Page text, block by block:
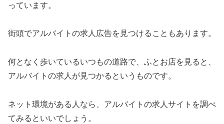
っています。
街頭でアルバイトの求人広告を見つけることもあります。
何となく歩いているいつもの道路で、ふとお店を見ると、
アルバイトの求人が見つかるというものです。
ネット環境がある人なら、アルバイトの求人サイトを調べ
てみるといいでしょう。